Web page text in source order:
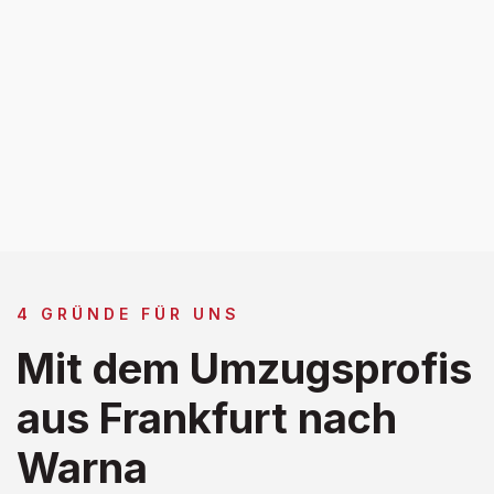
4 GRÜNDE FÜR UNS
Mit dem Umzugsprofis
aus Frankfurt nach
Warna